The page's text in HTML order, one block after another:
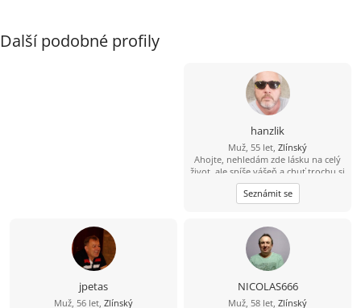
Další podobné profily
hanzlik
Muž, 55 let, Zlínský
Ahojte, nehledám zde lásku na celý
život, ale spíše vášeň a chuť trochu si
ještě užít sexu. Nabízím diskrétnost,
serióznost, mobilitu a hlavně velkou
chuť. Pokud jsi na tom podobně,
Seznámit se
jpetas
Muž, 56 let, Zlínský
NICOLAS666
Muž, 58 let, Zlínský